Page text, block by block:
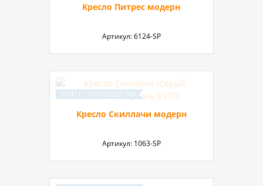
Кресло Питрес модерн
Артикул:6124-SP
Кресло Скиллачи модерн
Артикул: 1063-SP